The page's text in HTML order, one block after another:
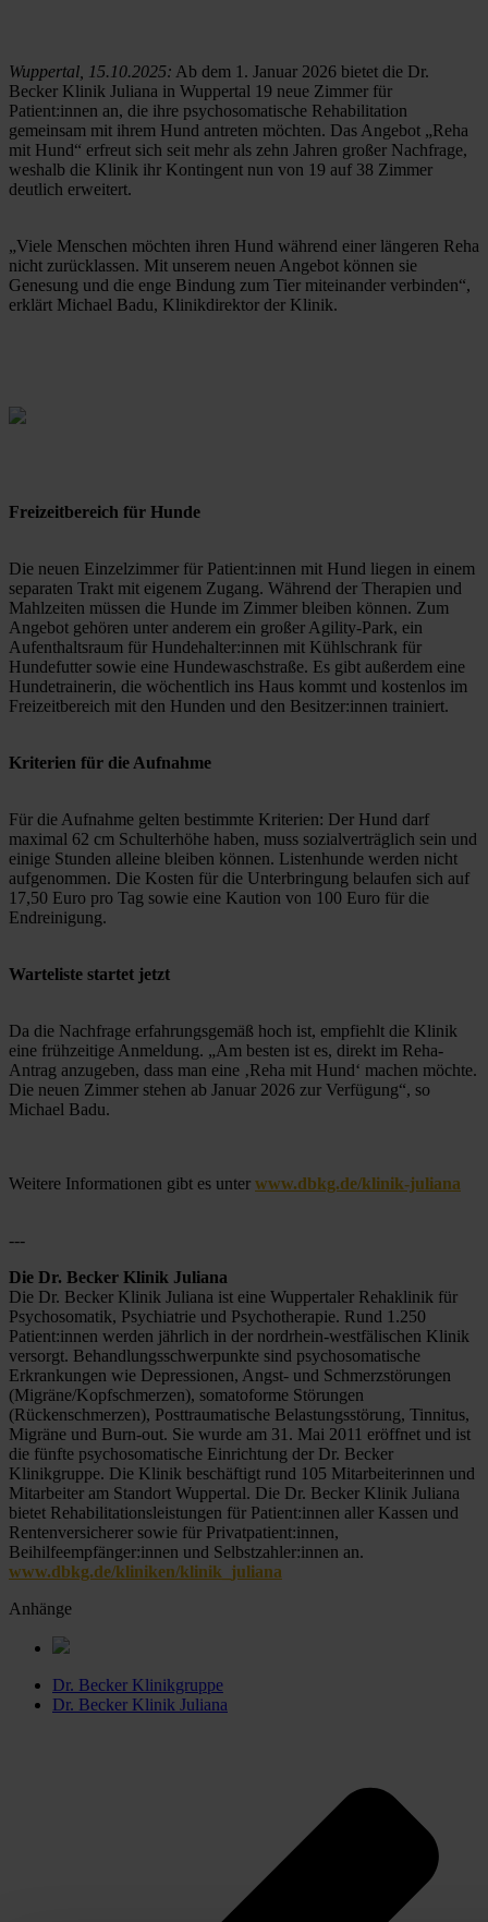
Wuppertal, 15.10.2025: Ab dem 1. Januar 2026 bietet die Dr.
Becker Klinik Juliana in Wuppertal 19 neue Zimmer für
Patient:innen an, die ihre psychosomatische Rehabilitation
gemeinsam mit ihrem Hund antreten möchten. Das Angebot „Reha
mit Hund“ erfreut sich seit mehr als zehn Jahren großer Nachfrage,
weshalb die Klinik ihr Kontingent nun von 19 auf 38 Zimmer
deutlich erweitert.
„Viele Menschen möchten ihren Hund während einer längeren Reha
nicht zurücklassen. Mit unserem neuen Angebot können sie
Genesung und die enge Bindung zum Tier miteinander verbinden“,
erklärt Michael Badu, Klinikdirektor der Klinik.
Freizeitbereich für Hunde
Die neuen Einzelzimmer für Patient:innen mit Hund liegen in einem
separaten Trakt mit eigenem Zugang. Während der Therapien und
Mahlzeiten müssen die Hunde im Zimmer bleiben können. Zum
Angebot gehören unter anderem ein großer Agility-Park, ein
Aufenthaltsraum für Hundehalter:innen mit Kühlschrank für
Hundefutter sowie eine Hundewaschstraße. Es gibt außerdem eine
Hundetrainerin, die wöchentlich ins Haus kommt und kostenlos im
Freizeitbereich mit den Hunden und den Besitzer:innen trainiert.
Kriterien für die Aufnahme
Für die Aufnahme gelten bestimmte Kriterien: Der Hund darf
maximal 62 cm Schulterhöhe haben, muss sozialverträglich sein und
einige Stunden alleine bleiben können. Listenhunde werden nicht
aufgenommen. Die Kosten für die Unterbringung belaufen sich auf
17,50 Euro pro Tag sowie eine Kaution von 100 Euro für die
Endreinigung.
Warteliste startet jetzt
Da die Nachfrage erfahrungsgemäß hoch ist, empfiehlt die Klinik
eine frühzeitige Anmeldung. „Am besten ist es, direkt im Reha-
Antrag anzugeben, dass man eine ‚Reha mit Hund‘ machen möchte.
Die neuen Zimmer stehen ab Januar 2026 zur Verfügung“, so
Michael Badu.
Weitere Informationen gibt es unter www.dbkg.de/klinik-juliana
---
Die Dr. Becker Klinik Juliana
Die Dr. Becker Klinik Juliana ist eine Wuppertaler Rehaklinik für
Psychosomatik, Psychiatrie und Psychotherapie. Rund 1.250
Patient:innen werden jährlich in der nordrhein-westfälischen Klinik
versorgt. Behandlungsschwerpunkte sind psychosomatische
Erkrankungen wie Depressionen, Angst- und Schmerzstörungen
(Migräne/Kopfschmerzen), somatoforme Störungen
(Rückenschmerzen), Posttraumatische Belastungsstörung, Tinnitus,
Migräne und Burn-out. Sie wurde am 31. Mai 2011 eröffnet und ist
die fünfte psychosomatische Einrichtung der Dr. Becker
Klinikgruppe. Die Klinik beschäftigt rund 105 Mitarbeiterinnen und
Mitarbeiter am Standort Wuppertal. Die Dr. Becker Klinik Juliana
bietet Rehabilitationsleistungen für Patient:innen aller Kassen und
Rentenversicherer sowie für Privatpatient:innen,
www.dbkg.de/kliniken/klinik_juliana
Anhänge
Dr. Becker Klinikgruppe
Dr. Becker Klinik Juliana